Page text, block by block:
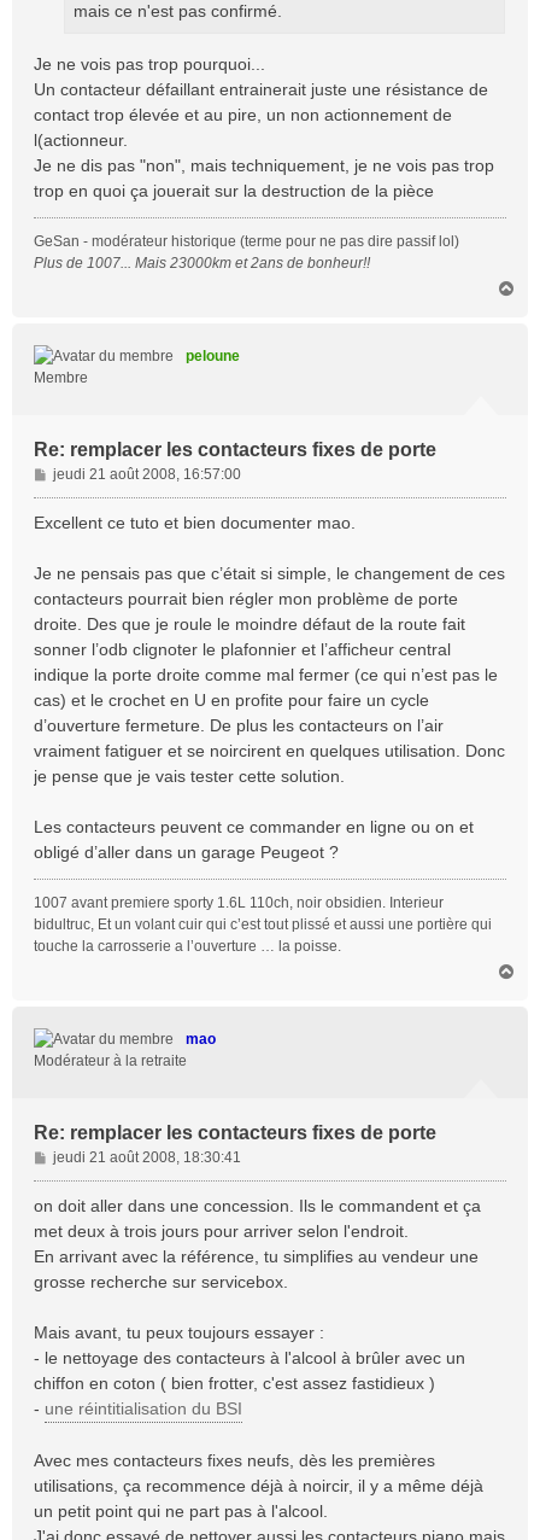
mais ce n'est pas confirmé.
Je ne vois pas trop pourquoi...
Un contacteur défaillant entrainerait juste une résistance de
contact trop élevée et au pire, un non actionnement de
l(actionneur.
Je ne dis pas "non", mais techniquement, je ne vois pas trop
trop en quoi ça jouerait sur la destruction de la pièce
GeSan - modérateur historique (terme pour ne pas dire passif lol)
Plus de 1007... Mais 23000km et 2ans de bonheur!!
peloune
Membre
Re: remplacer les contacteurs fixes de porte
M
e
s
g
e
jeudi 21 août 2008, 16:57:00
Excellent ce tuto et bien documenter mao.
Je ne pensais pas que c’était si simple, le changement de ces
contacteurs pourrait bien régler mon problème de porte
droite. Des que je roule le moindre défaut de la route fait
sonner l’odb clignoter le plafonnier et l’afficheur central
indique la porte droite comme mal fermer (ce qui n’est pas le
cas) et le crochet en U en profite pour faire un cycle
d’ouverture fermeture. De plus les contacteurs on l’air
vraiment fatiguer et se noircirent en quelques utilisation. Donc
je pense que je vais tester cette solution.
Les contacteurs peuvent ce commander en ligne ou on et
obligé d’aller dans un garage Peugeot ?
1007 avant premiere sporty 1.6L 110ch, noir obsidien. Interieur
bidultruc, Et un volant cuir qui c’est tout plissé et aussi une portière qui
touche la carrosserie a l’ouverture … la poisse.
mao
Modérateur à la retraite
Re: remplacer les contacteurs fixes de porte
M
e
s
g
e
jeudi 21 août 2008, 18:30:41
on doit aller dans une concession. Ils le commandent et ça
met deux à trois jours pour arriver selon l'endroit.
En arrivant avec la référence, tu simplifies au vendeur une
grosse recherche sur servicebox.
Mais avant, tu peux toujours essayer :
- le nettoyage des contacteurs à l'alcool à brûler avec un
chiffon en coton ( bien frotter, c'est assez fastidieux )
- une réintitialisation du BSI
Avec mes contacteurs fixes neufs, dès les premières
utilisations, ça recommence déjà à noircir, il y a même déjà
un petit point qui ne part pas à l'alcool.